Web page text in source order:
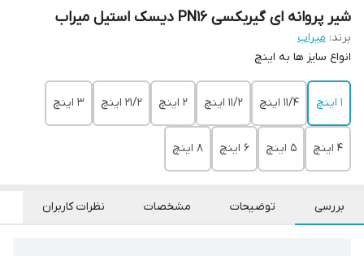
شیر پروانه ای گیربکسی PN16 دیسک استیل میراب
برند: میراب
انواع سایز ها به اینچ
1 اینچ 11/4 اینچ 11/2 اینچ 2 اینچ 21/2 اینچ 3 اینچ
4 اینچ 5 اینچ 6 اینچ 8 اینچ
بررسی توضیحات مشخصات نظرات کاربران